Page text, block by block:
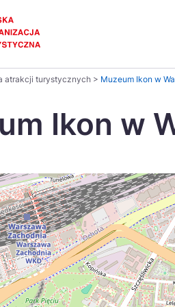
Português
Україна
atrakcji turystycznych > Muzeum Ikon w
Ikon w